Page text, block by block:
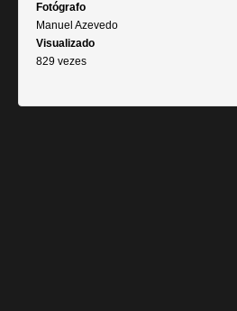
Fotógrafo
Manuel Azevedo
Visualizado
829 vezes